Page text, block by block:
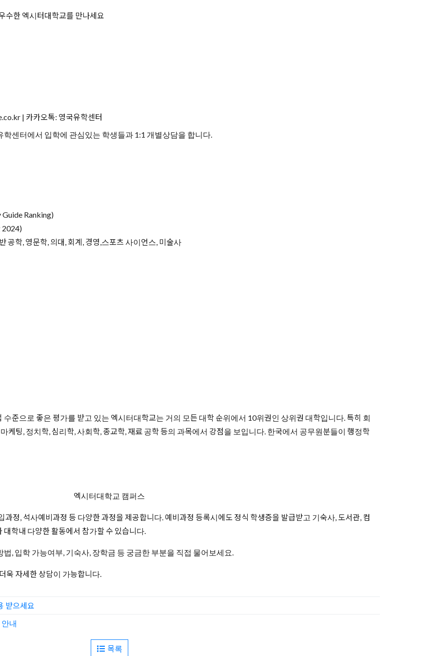
수한 엑시터대학교를 만나세요
| 카카오톡: 영국유학센터
센터에서 입학에 관심있는 학생들과 1:1 개별상담을 합니다.
Ranking)
2024)
공학, 영문학, 의대, 회계, 경영,스포츠 사이언스, 미술사
준으로 좋은 평가를 받고 있는 엑시터대학교는 거의 모든 대학 순위에서 10위권인 상위권 대학입니다. 특히 회
케팅, 정치학, 심리학, 사회학, 종교학, 재료 공학 등의 과목에서 강점을 보입니다. 한국에서 공무원분들이 행정학
엑시터대학교 캠퍼스
정, 석사예비과정 등 다양한 과정을 제공합니다. 예비과정 등록시에도 정식 학생증을 발급받고 기숙사, 도서관, 컴
학내 다양한 활동에서 참가할 수 있습니다.
, 입학 가능여부, 기숙사, 장학금 등 궁금한 부분을 직접 물어보세요.
욱 자세한 상담이 가능합니다.
받으세요
내
목록